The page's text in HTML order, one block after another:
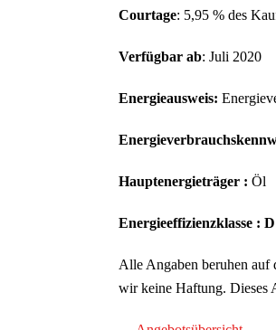
Courtage: 5,95 % des
Verfügbar ab: Juli 2020
Energieausweis:
Hauptenergieträger : Öl
Energieeffizienzklasse : D
Alle Angaben beruhen auf
wir keine Haftung. Dieses